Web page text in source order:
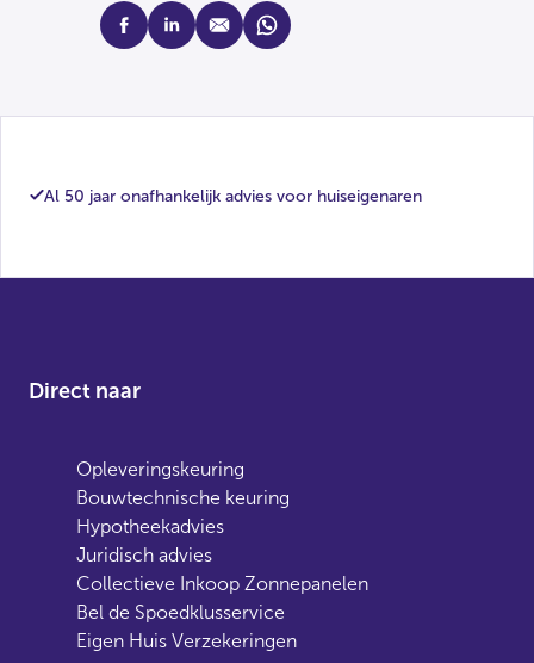
facebooklinkedinmail whatsapp
Al 50 jaar onafhankelijk advies voor huiseigenaren
Direct naar
Opleveringskeuring
Bouwtechnische keuring
Hypotheekadvies
Juridisch advies
Collectieve Inkoop Zonnepanelen
Bel de Spoedklusservice
Eigen Huis Verzekeringen